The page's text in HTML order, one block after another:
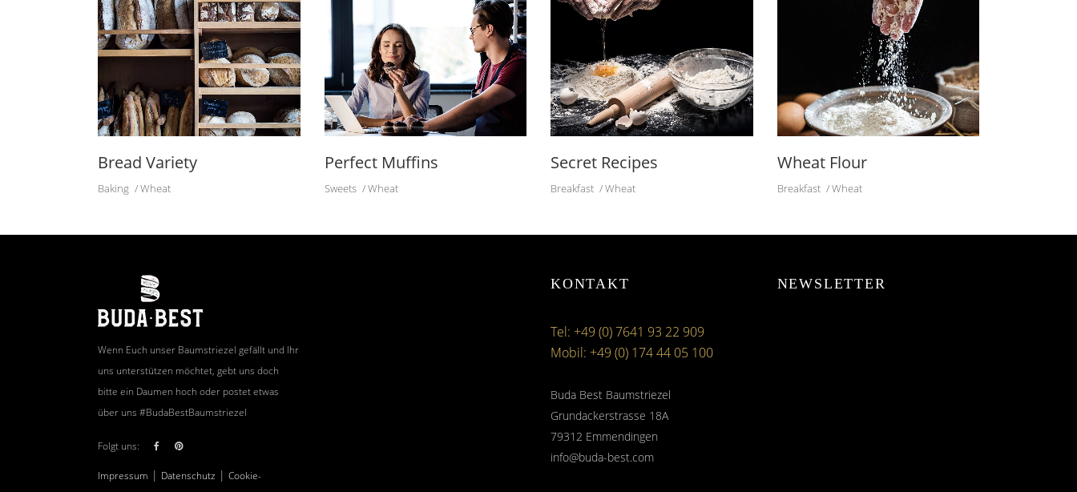
Bread Variety
Baking Wheat
Perfect Muffins
Sweets Wheat
Secret Recipes
Breakfast Wheat
Wheat Flour
Breakfast Wheat
Wenn Euch unser Baumstriezel gefällt und Ihr
uns unterstützen möchtet, gebt uns doch
bitte ein Daumen hoch oder postet etwas
über uns #BudaBestBaumstriezel
Folgt uns:
Impressum | Datenschutz | Cookie-
KONTAKT
Tel: +49 (0) 7641 93 22 909
Mobil: +49 (0) 174 44 05 100
Buda Best Baumstriezel
Grundackerstrasse 18A
79312 Emmendingen
info@buda-best.com
NEWSLETTER